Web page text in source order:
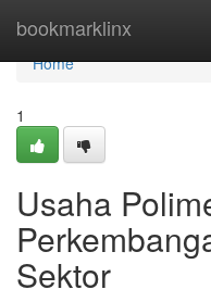
bookmarklinx
Home
Home
1
Usaha
Sektor